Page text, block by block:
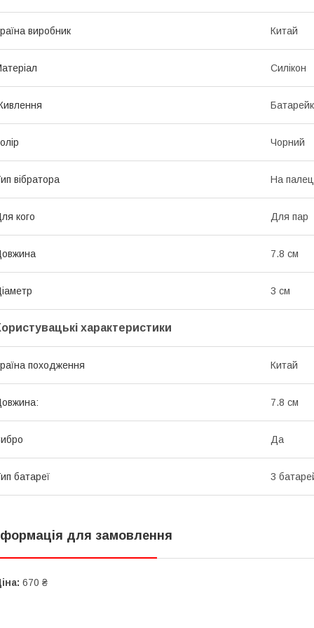
виробник Китай
Силікон
Чорний
вібратора На
кого Для пар
7.8 см
3 см
характеристики
походження Китай
7.8 см
Да
батареї 3
для замовлення
670 ₴